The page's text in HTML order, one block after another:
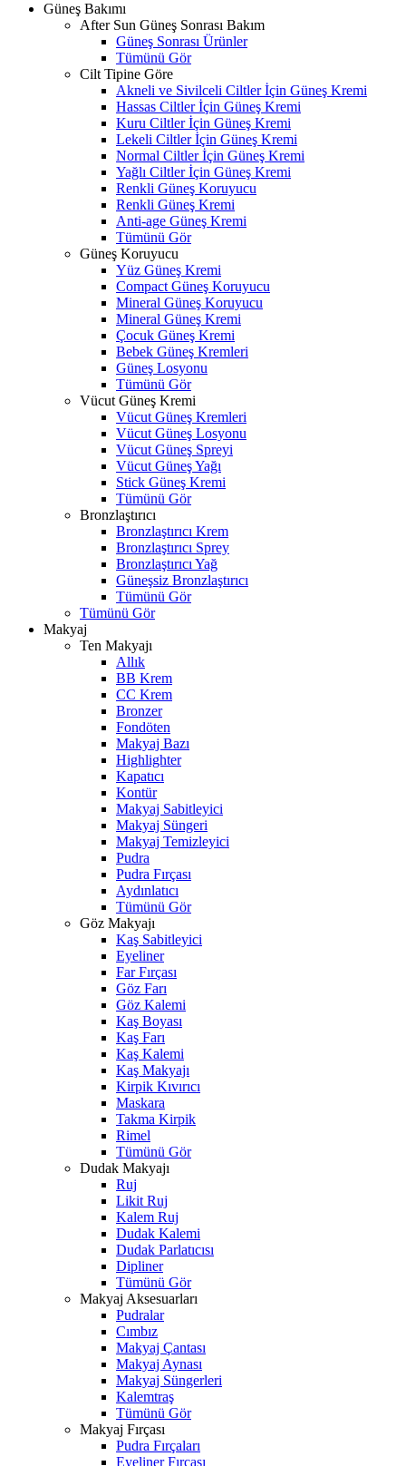
Güneş Bakımı
After Sun Güneş Sonrası Bakım
Güneş Sonrası Ürünler
Tümünü Gör
Cilt Tipine Göre
Akneli ve Sivilceli Ciltler İçin Güneş Kremi
Hassas Ciltler İçin Güneş Kremi
Kuru Ciltler İçin Güneş Kremi
Lekeli Ciltler İçin Güneş Kremi
Normal Ciltler İçin Güneş Kremi
Yağlı Ciltler İçin Güneş Kremi
Renkli Güneş Koruyucu
Renkli Güneş Kremi
Anti-age Güneş Kremi
Tümünü Gör
Güneş Koruyucu
Yüz Güneş Kremi
Compact Güneş Koruyucu
Mineral Güneş Koruyucu
Mineral Güneş Kremi
Çocuk Güneş Kremi
Bebek Güneş Kremleri
Güneş Losyonu
Tümünü Gör
Vücut Güneş Kremi
Vücut Güneş Kremleri
Vücut Güneş Losyonu
Vücut Güneş Spreyi
Vücut Güneş Yağı
Stick Güneş Kremi
Tümünü Gör
Bronzlaştırıcı
Bronzlaştırıcı Krem
Bronzlaştırıcı Sprey
Bronzlaştırıcı Yağ
Güneşsiz Bronzlaştırıcı
Tümünü Gör
Tümünü Gör
Makyaj
Ten Makyajı
Allık
BB Krem
CC Krem
Bronzer
Fondöten
Makyaj Bazı
Highlighter
Kapatıcı
Kontür
Makyaj Sabitleyici
Makyaj Süngeri
Makyaj Temizleyici
Pudra
Pudra Fırçası
Aydınlatıcı
Tümünü Gör
Göz Makyajı
Kaş Sabitleyici
Eyeliner
Far Fırçası
Göz Farı
Göz Kalemi
Kaş Boyası
Kaş Farı
Kaş Kalemi
Kaş Makyajı
Kirpik Kıvırıcı
Maskara
Takma Kirpik
Rimel
Tümünü Gör
Dudak Makyajı
Ruj
Likit Ruj
Kalem Ruj
Dudak Kalemi
Dudak Parlatıcısı
Dipliner
Tümünü Gör
Makyaj Aksesuarları
Pudralar
Cımbız
Makyaj Çantası
Makyaj Aynası
Makyaj Süngerleri
Kalemtraş
Tümünü Gör
Makyaj Fırçası
Pudra Fırçaları
Eyeliner Fırçası